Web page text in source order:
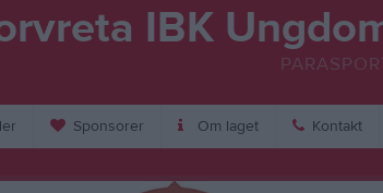
IBK
Sponsorer Om laget Kontakt